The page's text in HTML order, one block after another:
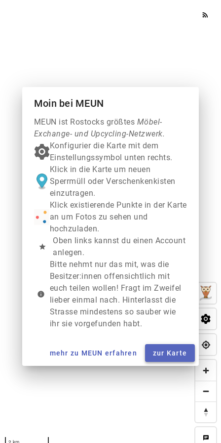
rss_feed
chat
Moin bei MEUN
MEUN ist Rostocks größtes Möbel-
Exchange- und Upcycling-Netzwerk.
Konfigurier die Karte mit dem
Einstellungssymbol unten rechts.
Klick in die Karte um neuen
Sperrmüll oder Verschenkenkisten
einzutragen.
Klick existierende Punkte in der Karte
an um Fotos zu sehen und
hochzuladen.
star
Oben links kannst du einen Account
anlegen.
info
Bitte nehmt nur das mit, was die
Besitzer:innen offensichtlich mit
euch teilen wollen! Fragt im Zweifel
lieber einmal nach. Hinterlasst die
Strasse mindestens so sauber wie
ihr sie vorgefunden habt.
mehr zu MEUN erfahren zur Karte